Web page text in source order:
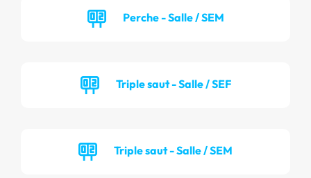
Perche - Salle / SEM
Triple saut - Salle / SEF
Triple saut - Salle / SEM